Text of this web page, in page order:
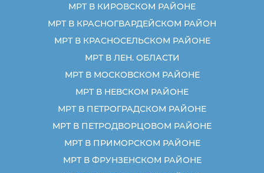
МРТ В КИРОВСКОМ РАЙОНЕ
МРТ В КРАСНОГВАРДЕЙСКОМ РАЙОН
МРТ В КРАСНОСЕЛЬСКОМ РАЙОНЕ
МРТ В ЛЕН. ОБЛАСТИ
МРТ В МОСКОВСКОМ РАЙОНЕ
МРТ В НЕВСКОМ РАЙОНЕ
МРТ В ПЕТРОГРАДСКОМ РАЙОНЕ
МРТ В ПЕТРОДВОРЦОВОМ РАЙОНЕ
МРТ В ПРИМОРСКОМ РАЙОНЕ
МРТ В ФРУНЗЕНСКОМ РАЙОНЕ